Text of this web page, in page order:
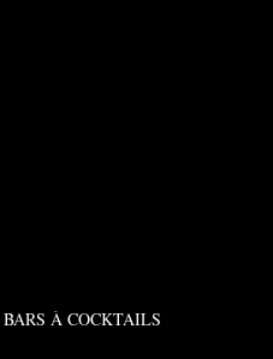
BARS À COCKTAILS